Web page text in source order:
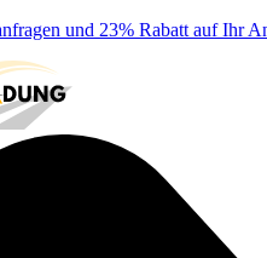
und 23% Rabatt auf Ihr